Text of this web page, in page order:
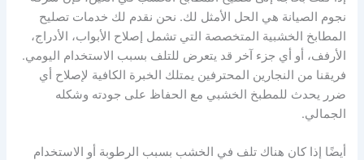
نجوم الصيانة هي الحل الأمثل لك. نحن نقدم لك خدمات تصليح
المطابخ الخشبية المتخصصة التي تشمل إصلاح الأبواب، الأدراج،
الأرفف، أو أي جزء آخر قد يتعرض للتلف بسبب الاستخدام اليومي.
فريقنا من النجارين المحترفين يمتلك الخبرة الكافية لإصلاح أي
ضرر يحدث للمطبخ الخشبي مع الحفاظ على جودته وشكله
الجمالي.
أيضًا إذا كان هناك تلف في الخشب بسبب الرطوبة أو الاستخدام